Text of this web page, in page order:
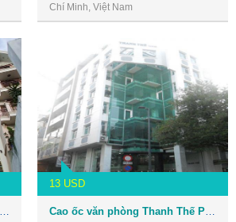
Chí Minh, Việt Nam
13 USD